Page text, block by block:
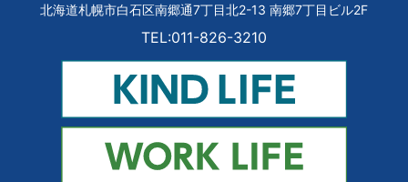
北海道札幌市白石区南郷通7丁目北2-13 南郷7丁目ビル2F
TEL:011-826-3210